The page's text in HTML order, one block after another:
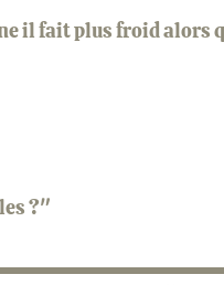
il fait plus froid alors
?"